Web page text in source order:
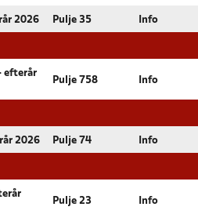
2026 Pulje 35 Info
efterår
Pulje 758 Info
2026 Pulje 74 Info
Pulje 23 Info